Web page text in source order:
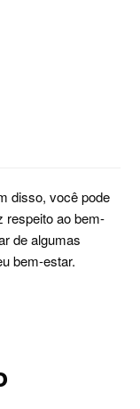
disso, você pode
respeito ao bem-
de algumas
bem-estar.